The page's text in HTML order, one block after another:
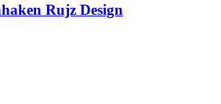
Rujz Design